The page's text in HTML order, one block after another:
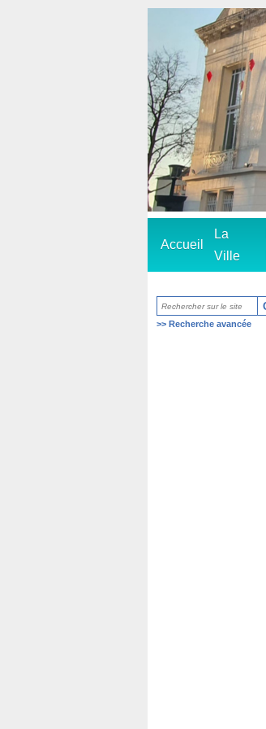
Accueil
La
Ville
>> Recherche avancée